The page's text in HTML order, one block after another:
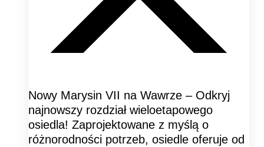
Nowy Marysin VII na Wawrze – Odkryj
najnowszy rozdział wieloetapowego
osiedla! Zaprojektowane z myślą o
różnorodności potrzeb, osiedle oferuje od